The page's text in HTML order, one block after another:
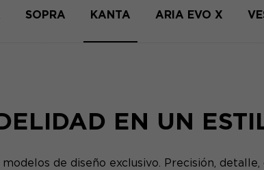
SOPRA KANTA ARIA EVO X
EN UN
de diseño exclusivo. Precisión,